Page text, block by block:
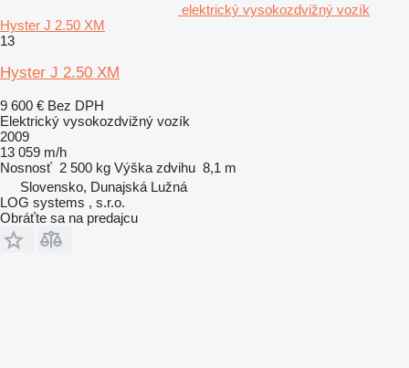
elektrický vysokozdvižný vozík
Hyster J 2.50 XM
13
Hyster J 2.50 XM
9 600 € Bez DPH
Elektrický vysokozdvižný vozík
2009
13 059 m/h
Nosnosť 2 500 kg Výška zdvihu 8,1 m
Slovensko, Dunajská Lužná
LOG systems , s.r.o.
Obráťte sa na predajcu